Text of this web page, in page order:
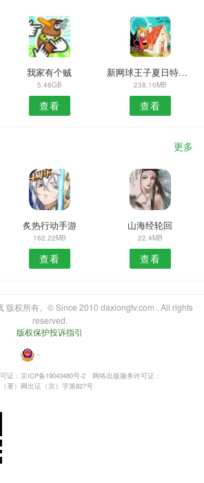
我家有个贼
5.48GB
查看
新网球王子夏日特别版
238.10MB
查看
更多
炙热行动手游
162.22MB
查看
山海经轮回
22.4MB
查看
版权所有。© Since 2010 daxiongtv.com . All rights
reserved.
版权保护投诉指引
・
证：京ICP备19043480号-2
网络出版服务许可证：
（署）网出证（京）字第827号